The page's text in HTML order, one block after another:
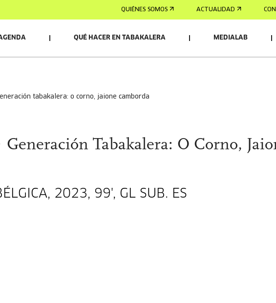
QUIÉNES SOMOS ACTUALIDAD
QUÉ HACER EN TABAKALERA MEDIALAB
generación tabakalera: o corno, jaione camborda
Generación Tabakalera: O Corno,
2023, 99', GL SUB. ES